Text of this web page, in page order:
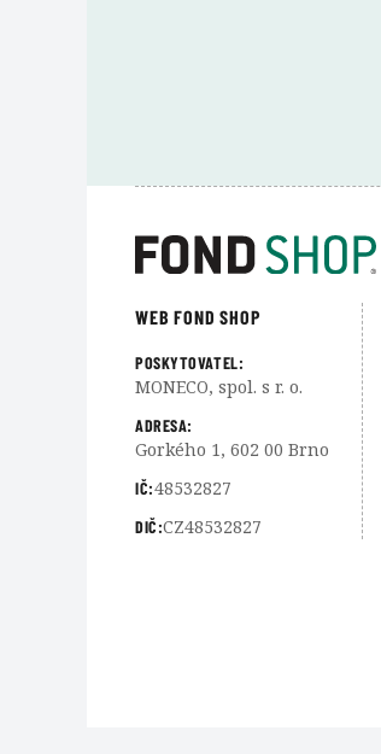
WEB FOND SHOP
POSKYTOVATEL:
MONECO, spol. s r. o.
ADRESA:
Gorkého 1, 602 00 Brno
IČ:48532827
DIČ:CZ48532827